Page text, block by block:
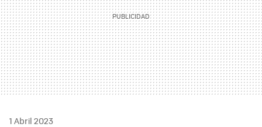
1 Abril 2023